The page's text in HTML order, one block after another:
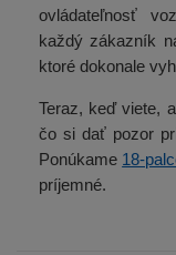
ovládateľnosť
každý zákazník
ktoré dokonale
Teraz, keď viete,
čo si dať pozor
Ponúkame 18-
príjemné.